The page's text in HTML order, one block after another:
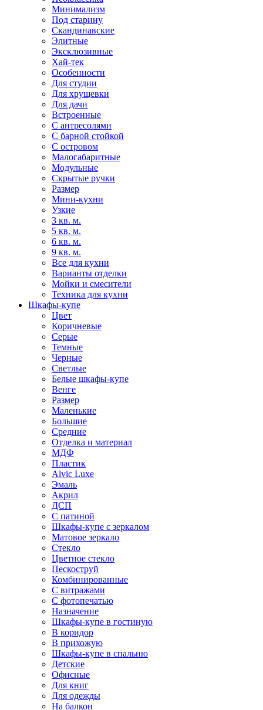
Минимализм
Под старину
Скандинавские
Элитные
Эксклюзивные
Хай-тек
Особенности
Для студии
Для хрущевки
Для дачи
Встроенные
С антресолями
С барной стойкой
С островом
Малогабаритные
Модульные
Скрытые ручки
Размер
Мини-кухни
Узкие
3 кв. м.
5 кв. м.
6 кв. м.
9 кв. м.
Все для кухни
Варианты отделки
Мойки и смесители
Техника для кухни
Шкафы-купе
Цвет
Коричневые
Серые
Темные
Черные
Светлые
Белые шкафы-купе
Венге
Размер
Маленькие
Большие
Средние
Отделка и материал
МДФ
Пластик
Alvic Luxe
Эмаль
Акрил
ДСП
С патиной
Шкафы-купе с зеркалом
Матовое зеркало
Стекло
Цветное стекло
Пескоструй
Комбинированные
С витражами
С фотопечатью
Назначение
Шкафы-купе в гостиную
В коридор
В прихожую
Шкафы-купе в спальню
Детские
Офисные
Для книг
Для одежды
На балкон